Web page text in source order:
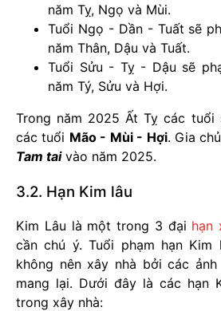
năm Tỵ, Ngọ và Mùi.
Tuổi Ngọ - Dần - Tuất sẽ
năm Thân, Dậu và Tuất.
Tuổi Sửu - Tỵ - Dậu sẽ
năm Tý, Sửu và Hợi.
Trong năm 2025 Ất Tỵ các tuổi
các tuổi Mão - Mùi - Hợi. Gia
Tam tai vào năm 2025.
3.2. Hạn Kim lâu
Kim Lâu là một trong 3 đại hạn
cần chú ý. Tuổi phạm hạn Kim
không nên xây nhà bởi các
mang lại. Dưới đây là các hạn
trong xây nhà: